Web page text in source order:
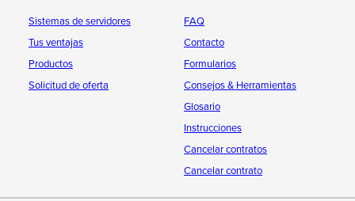
Sistemas de servidores
Tus ventajas
Productos
Solicitud de oferta
FAQ
Contacto
Formularios
Consejos & Herramientas
Glosario
Instrucciones
Cancelar contratos
Cancelar contrato